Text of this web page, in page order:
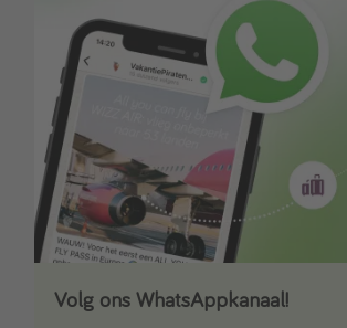
Volg ons WhatsAppkanaal!
Download onze app